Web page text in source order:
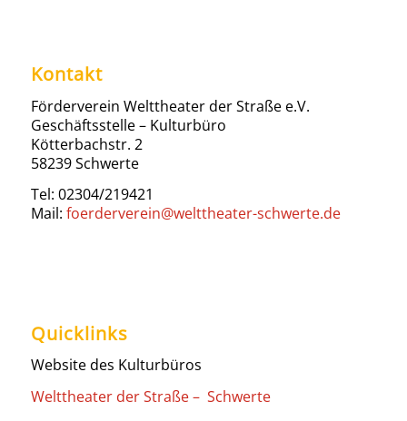
Kontakt
Förderverein Welttheater der Straße e.V.
Geschäftsstelle – Kulturbüro
Kötterbachstr. 2
58239 Schwerte
Tel: 02304/219421
Mail: foerderverein@welttheater-schwerte.de
Quicklinks
Website des Kulturbüros
Welttheater der Straße – Schwerte